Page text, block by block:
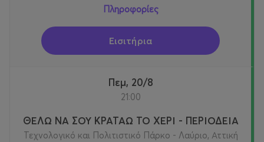
Πληροφορίες
Εισιτήρια
Πεμ, 20/8
21:00
ΘΕΛΩ ΝΑ ΣΟΥ ΚΡΑΤΑΩ ΤΟ ΧΕΡΙ - ΠΕΡΙΟΔΕΙΑ
Τεχνολογικό και Πολιτιστικό Πάρκο - Λαύριο, Αττική